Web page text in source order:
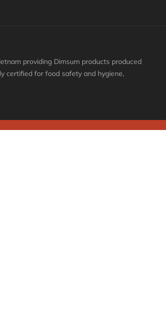
providing Dimsum products produced
certified for food safety and hygiene,